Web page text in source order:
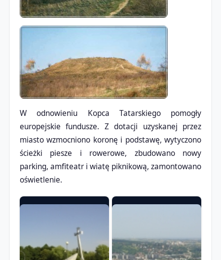
W odnowieniu Kopca Tatarskiego pomogły
europejskie fundusze. Z dotacji uzyskanej przez
miasto wzmocniono koronę i podstawę, wytyczono
ścieżki piesze i rowerowe, zbudowano nowy
parking, amfiteatr i wiatę piknikową, zamontowano
oświetlenie.